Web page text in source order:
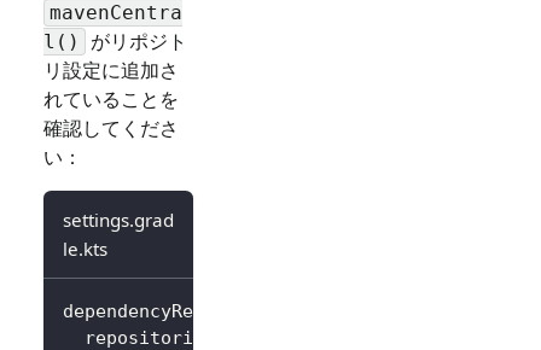
mavenCentra
l()
がリポジト
リ設定に追加さ
れていることを
確認してくださ
い：
settings.grad
le.kts
dependencyResolutionManagement
  repositories